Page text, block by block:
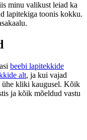
minu valikust leiad ka
lapitekiga toonis kokku.
beebi lapitekkide
alt, ja kui vajad
ühe kliki kaugusel. Kõik
ja kõik mõeldud vastu